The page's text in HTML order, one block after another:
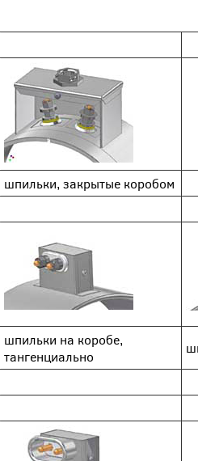
шпильки, закрытые коробом
шпильки на коробе,
тангенциально